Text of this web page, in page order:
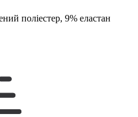
поліестер, 9% еластан